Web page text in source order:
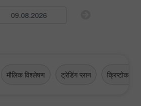
मौलिक विश्लेषण ट्रेडिंग प्लान क्रिप्टोकरेंसी